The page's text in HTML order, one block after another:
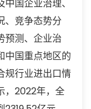
国企业治理、
、竞争态势分
预测、企业治
中国重点地区的
规行业进出口情
，2022年，全